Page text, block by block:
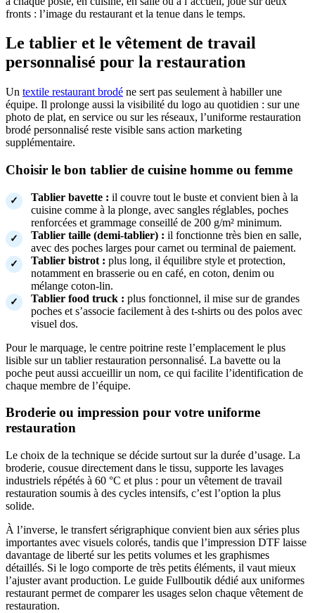
fronts : l’image du restaurant et la tenue dans le temps.
Le tablier et le vêtement de travail
personnalisé pour la restauration
Un textile restaurant brodé ne sert pas seulement à habiller une
équipe. Il prolonge aussi la visibilité du logo au quotidien : sur une
photo de plat, en service ou sur les réseaux, l’uniforme restauration
brodé personnalisé reste visible sans action marketing
supplémentaire.
Choisir le bon tablier de cuisine homme ou femme
Tablier bavette : il couvre tout le buste et convient bien à la
cuisine comme à la plonge, avec sangles réglables, poches
renforcées et grammage conseillé de 200 g/m² minimum.
Tablier taille (demi-tablier) : il fonctionne très bien en salle,
avec des poches larges pour carnet ou terminal de paiement.
Tablier bistrot : plus long, il équilibre style et protection,
notamment en brasserie ou en café, en coton, denim ou
mélange coton-lin.
Tablier food truck : plus fonctionnel, il mise sur de grandes
poches et s’associe facilement à des t-shirts ou des polos avec
visuel dos.
Pour le marquage, le centre poitrine reste l’emplacement le plus
lisible sur un tablier restauration personnalisé. La bavette ou la
poche peut aussi accueillir un nom, ce qui facilite l’identification de
chaque membre de l’équipe.
Broderie ou impression pour votre uniforme
restauration
Le choix de la technique se décide surtout sur la durée d’usage. La
broderie, cousue directement dans le tissu, supporte les lavages
industriels répétés à 60 °C et plus : pour un vêtement de travail
restauration soumis à des cycles intensifs, c’est l’option la plus
solide.
À l’inverse, le transfert sérigraphique convient bien aux séries plus
importantes avec visuels colorés, tandis que l’impression DTF laisse
davantage de liberté sur les petits volumes et les graphismes
détaillés. Si le logo comporte de très petits éléments, il vaut mieux
l’ajuster avant production. Le guide Fullboutik dédié aux uniformes
restaurant permet de comparer les usages selon chaque vêtement de
restauration.